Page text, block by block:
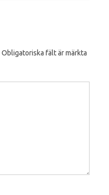
Obligatoriska fält är märkta